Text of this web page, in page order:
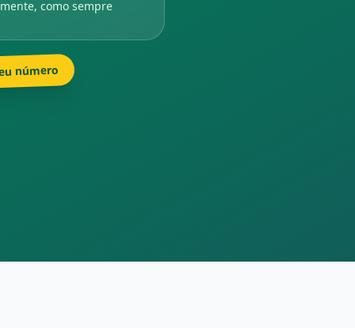
como sempre
número